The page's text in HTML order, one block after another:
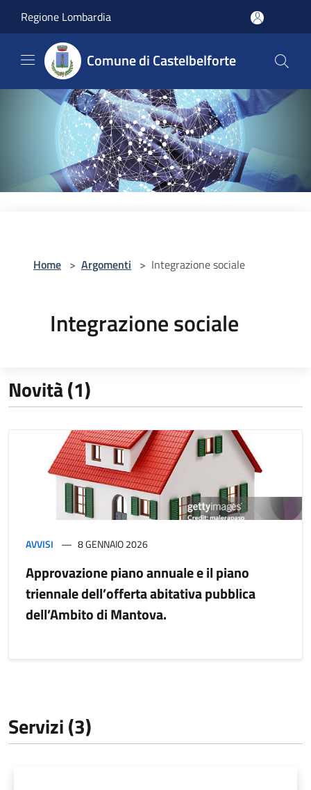
Regione Lombardia
Comune di Castelbelforte
Home > Argomenti > Integrazione sociale
Integrazione sociale
Novità (1)
AVVISI 8 GENNAIO 2026
Approvazione piano annuale e il piano
triennale dell’offerta abitativa pubblica
dell’Ambito di Mantova.
Servizi (3)